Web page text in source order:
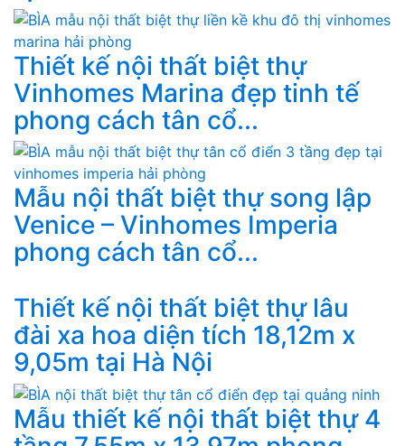
Thiết kế nội thất biệt thự
Vinhomes Marina đẹp tinh tế
phong cách tân cổ...
Mẫu nội thất biệt thự song lập
Venice – Vinhomes Imperia
phong cách tân cổ...
Thiết kế nội thất biệt thự lâu
đài xa hoa diện tích 18,12m x
9,05m tại Hà Nội
Mẫu thiết kế nội thất biệt thự 4